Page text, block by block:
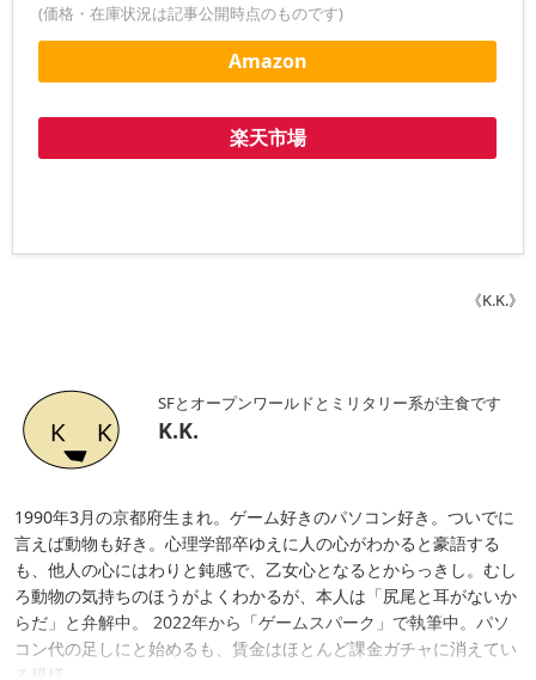
(価格・在庫状況は記事公開時点のものです)
Amazon
楽天市場
《K.K.》
SFとオープンワールドとミリタリー系が主食です
K.K.
1990年3月の京都府生まれ。ゲーム好きのパソコン好き。ついでに
言えば動物も好き。心理学部卒ゆえに人の心がわかると豪語する
も、他人の心にはわりと鈍感で、乙女心となるとからっきし。むし
ろ動物の気持ちのほうがよくわかるが、本人は「尻尾と耳がないか
らだ」と弁解中。 2022年から「ゲームスパーク」で執筆中。パソ
コン代の足しにと始めるも、賃金はほとんど課金ガチャに消えてい
る模様。